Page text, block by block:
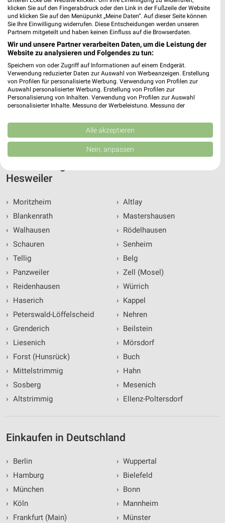
Angebote und Geschäfte in Hesweiler - Alle
Highlights
Alle aktuellen Angebote und Prospekte aus Deiner Stadt -
Unsere Highlights für Hesweiler. Blättere durch die Prospekte
Deiner Lieblingshändler in und um Hesweiler, finde
Schnäppchen und spare Geld.
weekli informiert Dich über aktuelle Angebote für Hesweiler,
egal ob von zu Hause oder von unterwegs. Mit weekli kannst
Du Deinen Einkauf in Hesweiler bequem planen. Damit steht
Viel Spaß beim Online stöbern und Schnäppchen finden.
Hesweiler
›
Moritzheim
›
Blankenrath
› Walhausen
› Schauren
› Tellig
›
Panzweiler
›
Reidenhausen
›
Haserich
›
Peterswald-Löffelscheid
›
Grenderich
›
Liesenich
›
Forst (Hunsrück)
›
Mittelstrimmig
› Sosberg
› Altstrimmig
› Altlay
› Mastershausen
› Rödelhausen
› Senheim
› Belg
› Zell (Mosel)
› Würrich
› Kappel
› Nehren
› Beilstein
› Mörsdorf
› Buch
› Hahn
› Mesenich
› Ellenz-Poltersdorf
Einkaufen in Deutschland
›
Berlin
›
Hamburg
›
München
›
Köln
›
Frankfurt (Main)
› Wuppertal
› Bielefeld
› Bonn
› Mannheim
› Münster
klicken Sie auf den Fingerabdruck oder den Link in der Fußzeile der Website
und klicken Sie auf den Menüpunkt „Meine Daten“. Auf dieser Seite können
Sie Ihre Einwilligung widerrufen. Diese Entscheidungen werden unseren
Partnern mitgeteilt und haben keinen Einfluss auf die Browserdaten.
Wir und unsere Partner verarbeiten Daten, um die Leistung der
Website zu analysieren und Folgendes zu tun:
Speichern von oder Zugriff auf Informationen auf einem Endgerät.
Verwendung reduzierter Daten zur Auswahl von Werbeanzeigen. Erstellung
von Profilen für personalisierte Werbung. Verwendung von Profilen zur
Auswahl personalisierter Werbung. Erstellung von Profilen zur
Personalisierung von Inhalten. Verwendung von Profilen zur Auswahl
personalisierter Inhalte. Messung der Werbeleistung. Messung der
Kombinationen von Daten aus verschiedenen Quellen. Entwicklung und
Verbesserung der Angebote. Verwendung reduzierter Daten zur Auswahl
von Inhalten.
Daten können außerhalb der Europäischen Union weitergegeben und in die
USA gesendet werden.
Website/App.
Wir nutzen Ihre Daten für folgende Zwecke:
IAB-Verarbeitungszwecke:
Speichern von oder Zugriff auf Informationen
auf einem Endgerät
Verwendung reduzierter Daten zur Auswahl von
Werbeanzeigen
Erstellung von Profilen für personalisierte
Verwendung von Profilen zur Auswahl
Erstellung von Profilen zur Personalisierung
von Inhalten
Verwendung von Profilen zur Auswahl
personalisierter Inhalte
Messung der Werbeleistung
Analyse von Zielgruppen durch Statistiken oder
Quellen
Entwicklung und Verbesserung der Angebote
Verwendung reduzierter Daten zur Auswahl von
Alle akzeptieren
Nein, anpassen